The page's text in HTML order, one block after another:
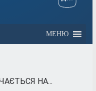
МЕНЮ
НА...